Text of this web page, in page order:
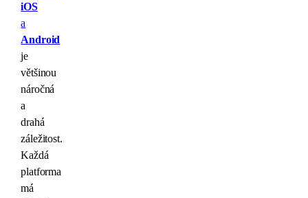
iOS
a
Android
je
většinou
náročná
a
drahá
záležitost.
Každá
platforma
má